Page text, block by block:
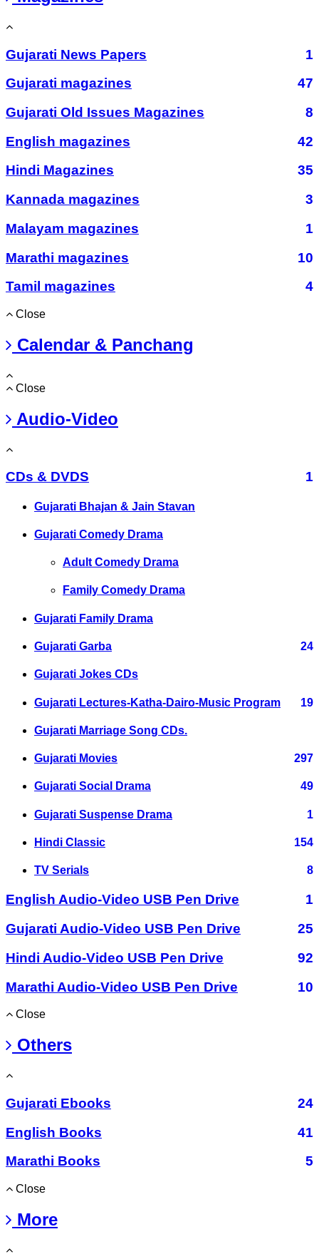
Gujarati News Papers
1
Gujarati magazines
47
Gujarati Old Issues Magazines
8
English magazines
42
Hindi Magazines
35
Kannada magazines
3
Malayam magazines
1
Marathi magazines
10
Tamil magazines
4
Close
Calendar & Panchang
Close
Audio-Video
CDs & DVDS 1
Gujarati Bhajan & Jain Stavan
Gujarati Comedy Drama
Adult Comedy Drama
Family Comedy Drama
Gujarati Family Drama
Gujarati Garba 24
Gujarati Jokes CDs
Gujarati Lectures-Katha-Dairo-Music Program 19
Gujarati Marriage Song CDs.
Gujarati Movies 297
Gujarati Social Drama 49
Gujarati Suspense Drama 1
Hindi Classic 154
TV Serials 8
English Audio-Video USB Pen Drive
1
Gujarati Audio-Video USB Pen Drive
25
Hindi Audio-Video USB Pen Drive
92
Marathi Audio-Video USB Pen Drive
10
Close
Others
Gujarati Ebooks
24
English Books
41
Marathi Books
5
Close
More